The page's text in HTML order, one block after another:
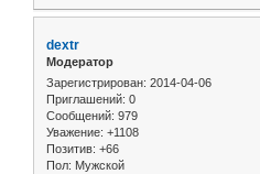
dextr
Модератор
Зарегистрирован: 2014-04-06
Приглашений: 0
Сообщений: 979
Уважение: +1108
Позитив: +66
Пол: Мужской